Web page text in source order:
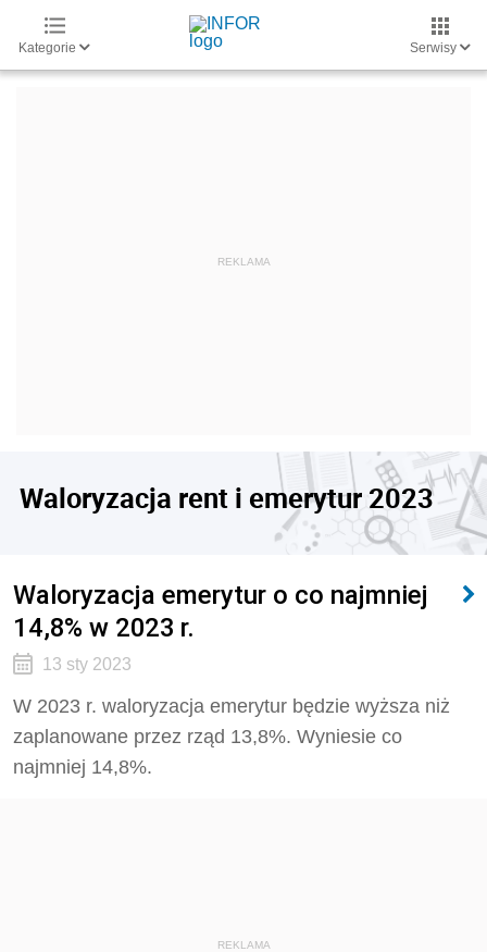
Kategorie Serwisy
Waloryzacja rent i emerytur 2023
Waloryzacja emerytur o co najmniej
14,8% w 2023 r.
13 sty 2023
W 2023 r. waloryzacja emerytur będzie wyższa niż
zaplanowane przez rząd 13,8%. Wyniesie co
najmniej 14,8%.
REKLAMA